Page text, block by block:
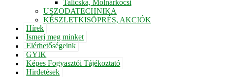
Talicska, Molnárkocsi
USZODATECHNIKA
KÉSZLETKISÖPRÉS, AKCIÓK
Hírek
Ismerj meg minket
Elérhetőségeink
GYIK
Képes Fogyasztói Tájékoztató
Hirdetések